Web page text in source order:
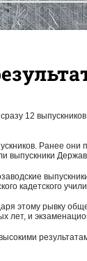
12
Ранее
выпускники
кадетского
этому рывку
лет, и